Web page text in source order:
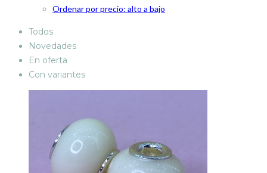
Ordenar por precio: alto a bajo
Todos
Novedades
En oferta
Con variantes